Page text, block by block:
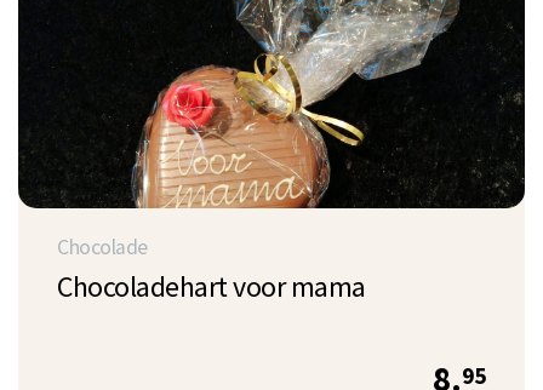
Chocolade
Chocoladehart voor mama
8.95